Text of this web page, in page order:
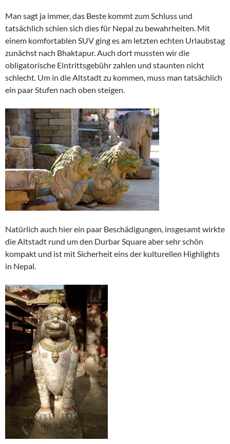
Man sagt ja immer, das Beste kommt zum Schluss und
tatsächlich schien sich dies für Nepal zu bewahrheiten. Mit
einem komfortablen SUV ging es am letzten echten Urlaubstag
zunächst nach Bhaktapur. Auch dort mussten wir die
obligatorische Eintrittsgebühr zahlen und staunten nicht
schlecht. Um in die Altstadt zu kommen, muss man tatsächlich
ein paar Stufen nach oben steigen.
Natürlich auch hier ein paar Beschädigungen, insgesamt wirkte
die Altstadt rund um den Durbar Square aber sehr schön
kompakt und ist mit Sicherheit eins der kulturellen Highlights
in Nepal.